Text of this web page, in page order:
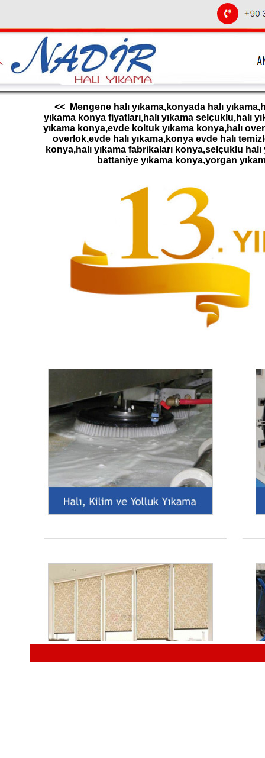
<< Mengene halı yıkama,konyada halı
yıkama konya fiyatları,halı yıkama selçuklu,halı
yıkama konya,evde koltuk yıkama konya,halı
overlok,evde halı yıkama,konya evde halı
konya,halı yıkama fabrikaları konya,selçuklu
battaniye yıkama konya,yorgan